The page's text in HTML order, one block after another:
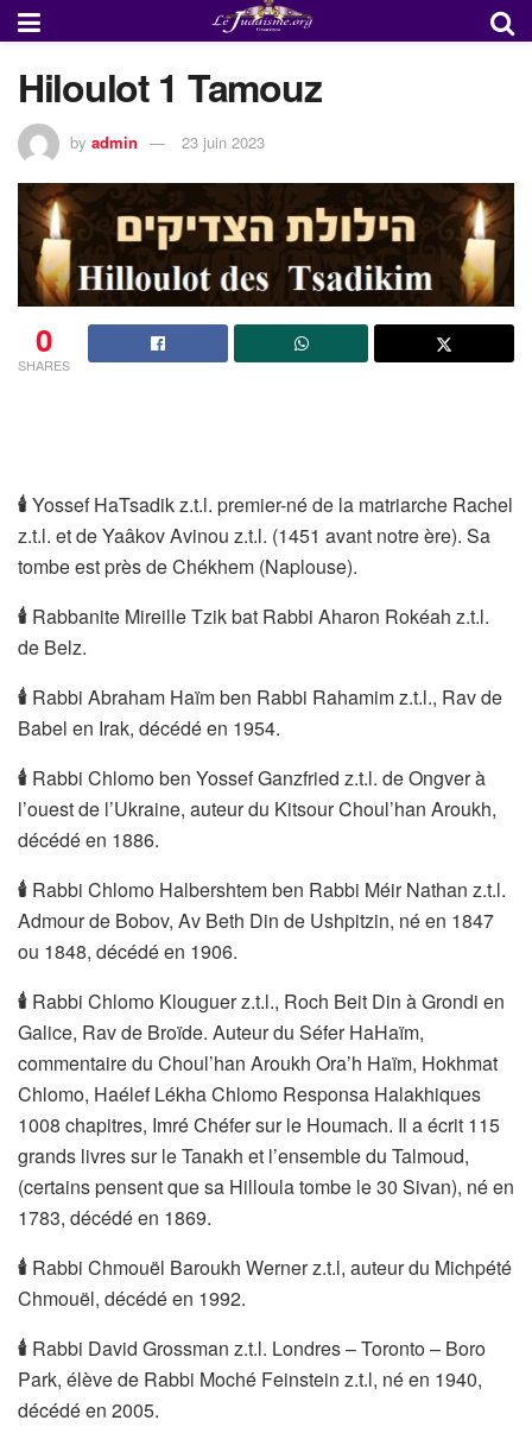
Hiloulot 1 Tamouz
by admin 23 juin 2023
0
SHARES
🕯Yossef HaTsadik z.t.l. premier-né de la matriarche Rachel
z.t.l. et de Yaâkov Avinou z.t.l. (1451 avant notre ère). Sa
tombe est près de Chékhem (Naplouse).
🕯 Rabbanite Mireille Tzik bat Rabbi Aharon Rokéah z.t.l.
de Belz.
🕯 Rabbi Abraham Haïm ben Rabbi Rahamim z.t.l., Rav de
Babel en Irak, décédé en 1954.
🕯 Rabbi Chlomo ben Yossef Ganzfried z.t.l. de Ongver à
l’ouest de l’Ukraine, auteur du Kitsour Choul’han Aroukh,
décédé en 1886.
🕯 Rabbi Chlomo Halbershtem ben Rabbi Méir Nathan z.t.l.
Admour de Bobov, Av Beth Din de Ushpitzin, né en 1847
ou 1848, décédé en 1906.
🕯 Rabbi Chlomo Klouguer z.t.l., Roch Beit Din à Grondi en
Galice, Rav de Broïde. Auteur du Séfer HaHaïm,
commentaire du Choul’han Aroukh Ora’h Haïm, Hokhmat
Chlomo, Haélef Lékha Chlomo Responsa Halakhiques
1008 chapitres, Imré Chéfer sur le Houmach. Il a écrit 115
grands livres sur le Tanakh et l’ensemble du Talmoud,
(certains pensent que sa Hilloula tombe le 30 Sivan), né en
1783, décédé en 1869.
🕯 Rabbi Chmouël Baroukh Werner z.t.l, auteur du Michpété
Chmouël, décédé en 1992.
🕯 Rabbi David Grossman z.t.l. Londres – Toronto – Boro
Park, élève de Rabbi Moché Feinstein z.t.l, né en 1940,
décédé en 2005.